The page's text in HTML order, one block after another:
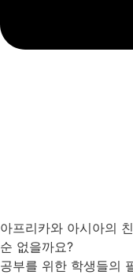
아프리카와 아시아의
순 없을까요?
공부를 위한 학생들의